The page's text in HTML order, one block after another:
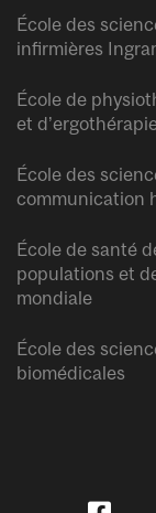
École des
infirmières
École de
et
École des
communication
École de santé
populations et
mondiale
École des
biomédicales